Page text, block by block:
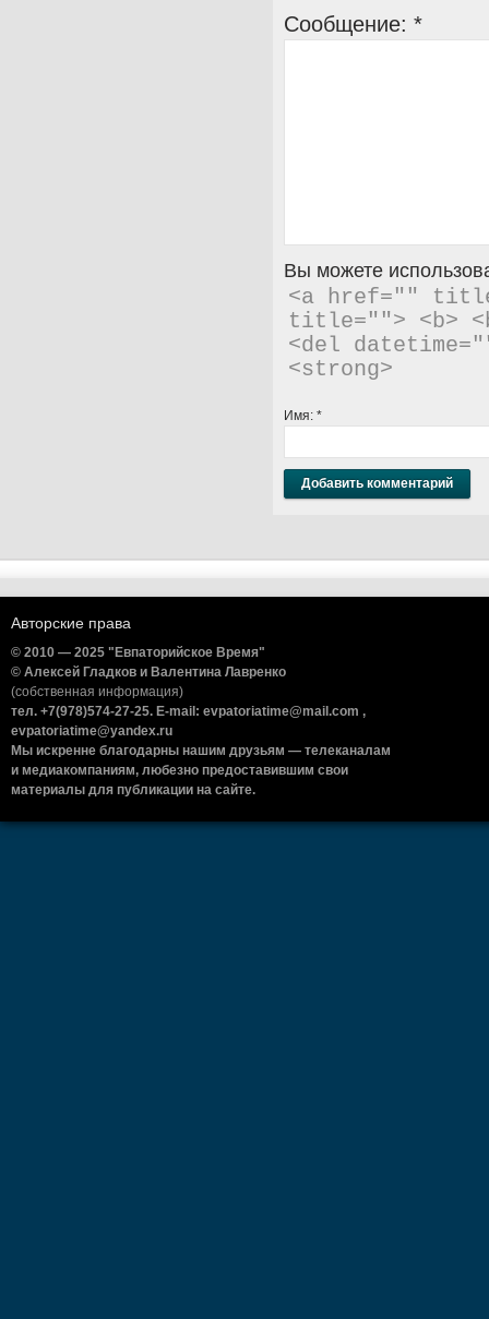
Сообщение: *
Вы можете
<a href=""
title=""> <b>
<del
<strong>
Имя: *
Авторские права
© 2010 — 2025 "Евпаторийское Время"
© Алексей Гладков и Валентина Лавренко
(собственная информация)
тел. +7(978)574-27-25. E-mail: evpatoriatime@mail.com ,
evpatoriatime@yandex.ru
Мы искренне благодарны нашим друзьям — телеканалам
и медиакомпаниям, любезно предоставившим свои
материалы для публикации на сайте.